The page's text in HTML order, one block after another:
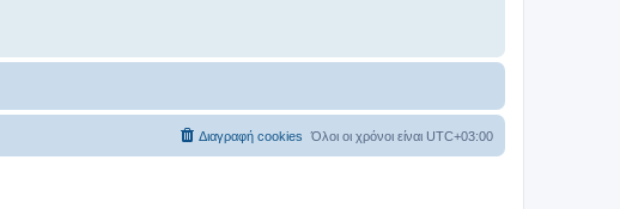
Όλοι οι χρόνοι είναι UTC+03:00
Διαγραφή cookies